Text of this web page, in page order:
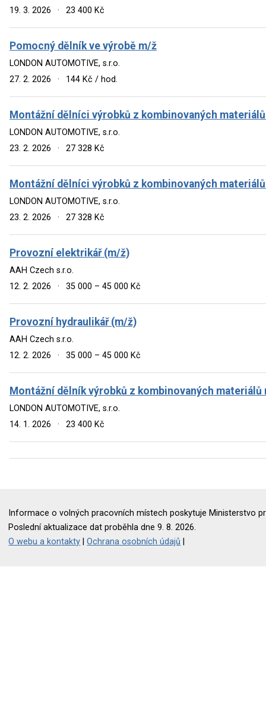
19. 3. 2026
· 23 400 Kč
Pomocný dělník ve výrobě m/ž
LONDON AUTOMOTIVE, s.r.o.
27. 2. 2026
· 144 Kč / hod.
Montážní dělníci výrobků z kombinovaných
LONDON AUTOMOTIVE, s.r.o.
23. 2. 2026
· 27 328 Kč
Montážní dělníci výrobků z kombinovaných
LONDON AUTOMOTIVE, s.r.o.
23. 2. 2026
· 27 328 Kč
Provozní elektrikář (m/ž)
AAH Czech s.r.o.
12. 2. 2026
· 35 000 – 45 000 Kč
Provozní hydraulikář (m/ž)
AAH Czech s.r.o.
12. 2. 2026
· 35 000 – 45 000 Kč
Montážní dělník výrobků z kombinovaných materiálů
LONDON AUTOMOTIVE, s.r.o.
14. 1. 2026
· 23 400 Kč
Informace o volných pracovních místech poskytuje Ministerstvo
Poslední aktualizace dat proběhla dne 9. 8. 2026.
O webu a kontakty |Ochrana osobních údajů